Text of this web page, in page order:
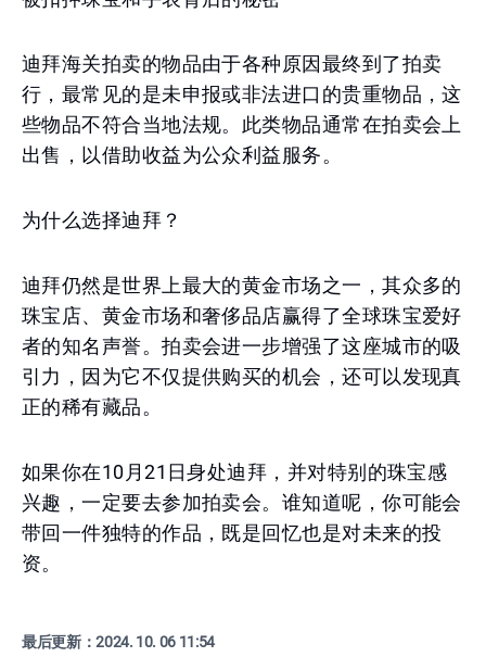
迪拜海关拍卖的物品由于各种原因最终到了拍卖
行，最常见的是未申报或非法进口的贵重物品，这
些物品不符合当地法规。此类物品通常在拍卖会上
出售，以借助收益为公众利益服务。
为什么选择迪拜？
迪拜仍然是世界上最大的黄金市场之一，其众多的
珠宝店、黄金市场和奢侈品店赢得了全球珠宝爱好
者的知名声誉。拍卖会进一步增强了这座城市的吸
引力，因为它不仅提供购买的机会，还可以发现真
正的稀有藏品。
如果你在10月21日身处迪拜，并对特别的珠宝感
兴趣，一定要去参加拍卖会。谁知道呢，你可能会
带回一件独特的作品，既是回忆也是对未来的投
资。
最后更新：2024. 10. 06 11:54